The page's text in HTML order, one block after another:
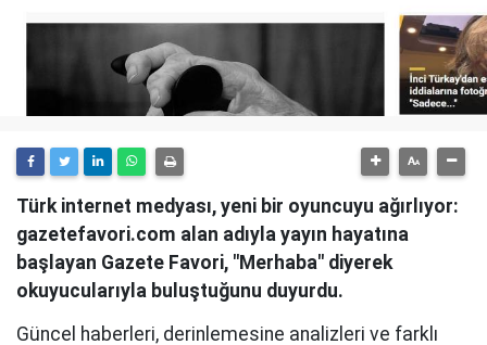
Türk internet medyası, yeni bir oyuncuyu ağırlıyor:
gazetefavori.com alan adıyla yayın hayatına
başlayan Gazete Favori, "Merhaba" diyerek
okuyucularıyla buluştuğunu duyurdu.
Güncel haberleri, derinlemesine analizleri ve farklı